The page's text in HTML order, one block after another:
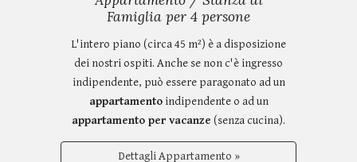
Famiglia per 4 persone
L'intero piano (circa 45 m²) è a disposizione
dei nostri ospiti. Anche se non c'è ingresso
indipendente, può essere paragonato ad un
appartamentoindipendente o ad un
appartamento per vacanze (senza cucina).
Dettagli Appartamento »